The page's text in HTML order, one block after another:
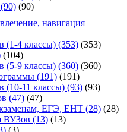
(90) (90)
навигация
(1-4 классы) (353) (353)
(104)
(5-9 классы) (360) (360)
(191) (191)
(10-11 классы) (93) (93)
(47) (47)
ЕГЭ, ЕНТ (28) (28)
ВУЗов (13) (13)
(3)